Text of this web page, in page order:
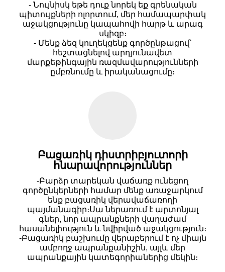
- Նույնիսկ եթե դուք նորեկ եք գրենական
պիտույքների ոլորտում, մեր համապարփակ
աջակցությունը կապահովի հարթ և արագ
սկիզբ։
- Մենք ձեզ կուղեկցենք գործընթացով՝
հեշտացնելով արդյունավետ
մարքեթինգային ռազմավարությունների
ըմբռնումը և իրականացումը։
Բացառիկ դիստրիբյուտորի
հնարավորություններ
-Բարձր տարեկան վաճառք ունեցող
գործընկերների համար մենք առաջարկում
ենք բացառիկ վերավաճառողի
պայմանագիր։Սա ներառում է արտոնյալ
գներ, նոր ապրանքների վաղաժամ
հասանելիություն և նվիրված աջակցություն։
-Բացառիկ բաշխումը վերաբերում է ոչ միայն
ամբողջ ապրանքանիշին, այլև մեր
ապրանքային կատեգորիաներից մեկին։